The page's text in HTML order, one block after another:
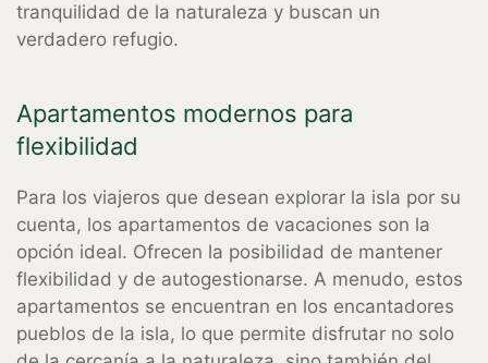
tranquilidad de la naturaleza y buscan un
verdadero refugio.
Apartamentos modernos para
flexibilidad
Para los viajeros que desean explorar la isla por su
cuenta, los apartamentos de vacaciones son la
opción ideal. Ofrecen la posibilidad de mantener
flexibilidad y de autogestionarse. A menudo, estos
apartamentos se encuentran en los encantadores
pueblos de la isla, lo que permite disfrutar no solo